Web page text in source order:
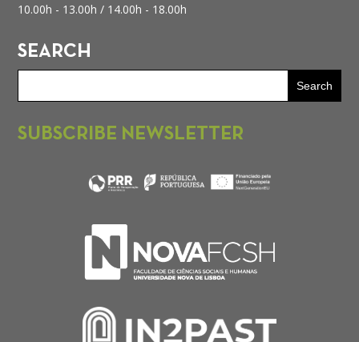
10.00h - 13.00h / 14.00h - 18.00h
SEARCH
SUBSCRIBE NEWSLETTER